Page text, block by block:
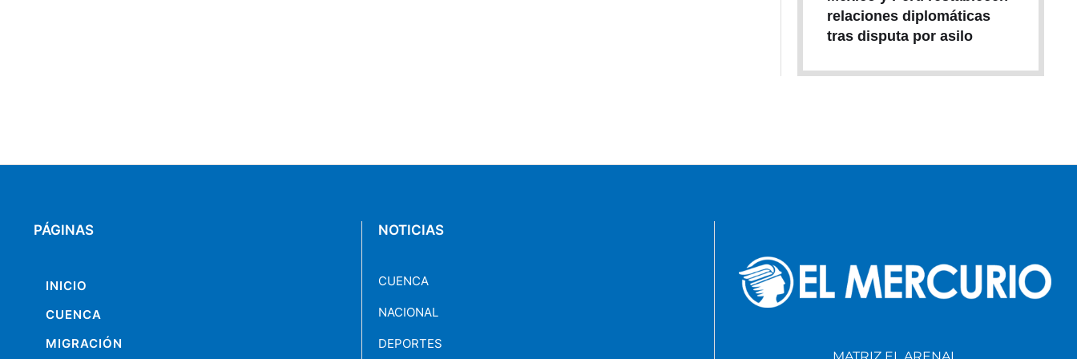
relaciones diplomáticas
tras disputa por asilo
PÁGINAS
INICIO
CUENCA
MIGRACIÓN
NOTICIAS
CUENCA
NACIONAL
DEPORTES